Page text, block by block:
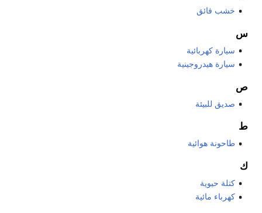
خشب فائق
س
سيارة كهربائية
سيارة هيدروجينية
ص
صديق للبيئة
ط
طاحونة هوائية
ك
كتلة حيوية
كهرباء مائية